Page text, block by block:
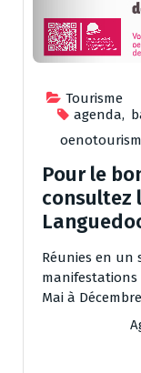
Tourisme
agenda,
Pour le
consultez
Réunies en un
Mai à